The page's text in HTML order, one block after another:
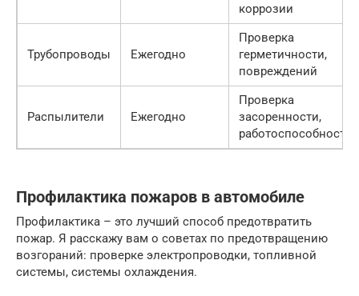
коррозии
Трубопроводы Ежегодно
Проверка
герметичности,
повреждений
Распылители Ежегодно
Проверка
засоренности,
работоспособности
Профилактика пожаров в автомобиле
Профилактика – это лучший способ предотвратить
пожар. Я расскажу вам о советах по предотвращению
возгораний: проверке электропроводки, топливной
системы, системы охлаждения.